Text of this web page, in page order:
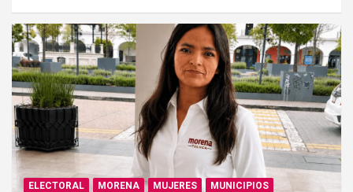
ELECTORAL MORENA MUJERES
MUNICIPIOS